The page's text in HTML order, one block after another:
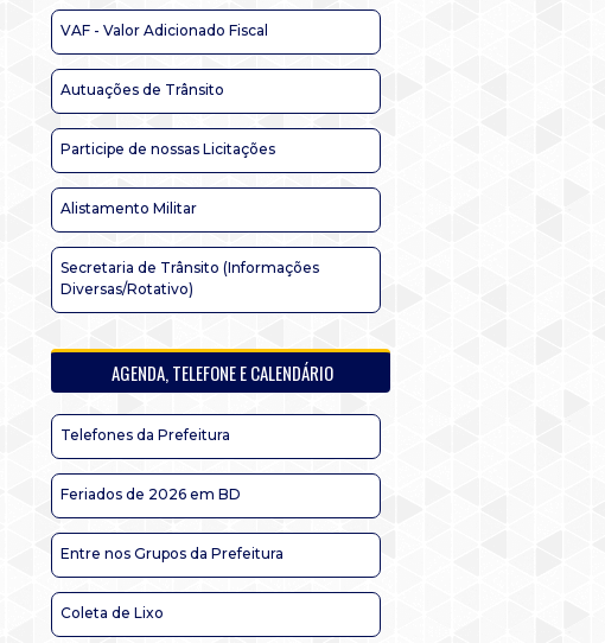
VAF - Valor Adicionado Fiscal
Autuações de Trânsito
Participe de nossas Licitações
Alistamento Militar
Secretaria de Trânsito (Informações
Diversas/Rotativo)
AGENDA, TELEFONE E CALENDÁRIO
Telefones da Prefeitura
Feriados de 2026 em BD
Entre nos Grupos da Prefeitura
Coleta de Lixo